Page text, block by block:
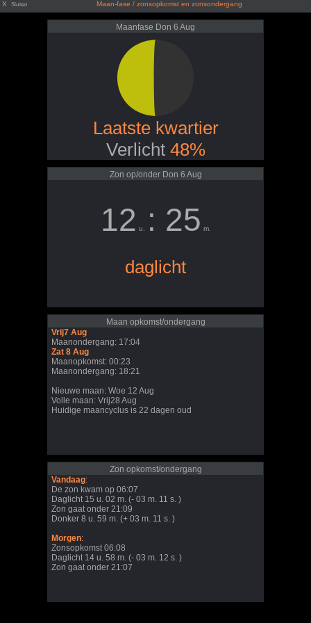
X Sluiten Maan-fase / zonsopkomst en zonsondergang
Maanfase Don 6 Aug
Laatste kwartier
Verlicht 48%
Zon op/onder Don 6 Aug
12 u. : 25 m.
daglicht
Maan opkomst/ondergang
Vrij7 Aug
Maanondergang: 17:04
Zat 8 Aug
Maanopkomst: 00:23
Maanondergang: 18:21
Nieuwe maan: Woe 12 Aug
Volle maan: Vrij28 Aug
Huidige maancyclus is 22 dagen oud
Zon opkomst/ondergang
Vandaag:
De zon kwam op 06:07
Daglicht 15 u. 02 m. (- 03 m. 11 s. )
Zon gaat onder 21:09
Donker 8 u. 59 m. (+ 03 m. 11 s. )
Morgen:
Zonsopkomst 06:08
Daglicht 14 u. 58 m. (- 03 m. 12 s. )
Zon gaat onder 21:07